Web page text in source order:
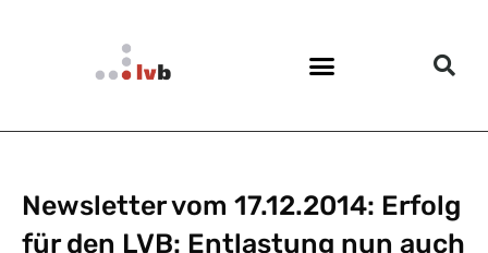
Newsletter vom 17.12.2014: Erfolg
für den LVB: Entlastung nun auch